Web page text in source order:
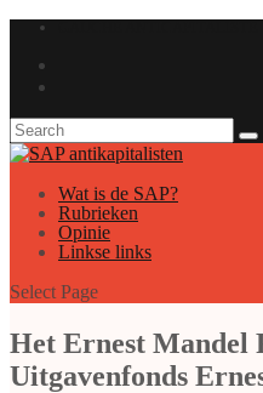
Wat is de SAP?
Rubrieken
Opinie
Linkse links
Select Page
Het Ernest Mandel
Uitgavenfonds